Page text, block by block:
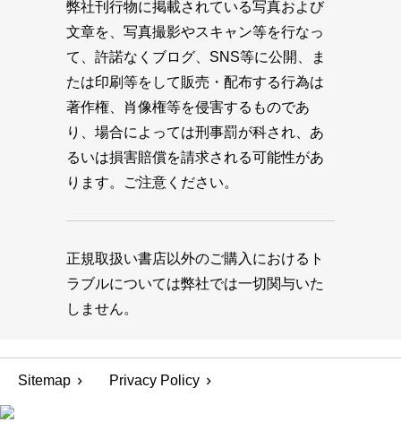
弊社刊行物に掲載されている写真および
文章を、写真撮影やスキャン等を行なっ
て、許諾なくブログ、SNS等に公開、ま
たは印刷等をして販売・配布する行為は
著作権、肖像権等を侵害するものであ
り、場合によっては刑事罰が科され、あ
るいは損害賠償を請求される可能性があ
ります。ご注意ください。
正規取扱い書店以外のご購入におけるト
ラブルについては弊社では一切関与いた
しません。
Sitemap Privacy Policy